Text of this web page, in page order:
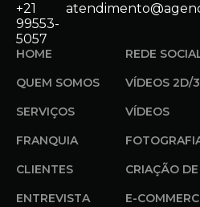
+21
99553-
5057
HOME
QUEM SOMOS
SERVIÇOS
FRANQUIA
CLIENTES
ENTREVISTA
REDE
VÍDEOS 2D/
VÍDEOS
CRIAÇÃO
E-